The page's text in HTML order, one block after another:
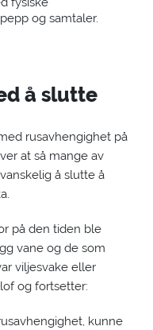
og samtaler.
å slutte
rusavhengighet på
at så mange av
å slutte å
på den tiden ble
vane og de som
viljesvake eller
og fortsetter:
kunne